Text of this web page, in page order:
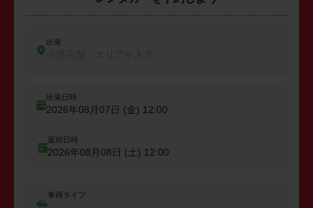
出発
出発日時
2026年08月07日 (金) 12:00
返却日時
2026年08月08日 (土) 12:00
車両タイプ